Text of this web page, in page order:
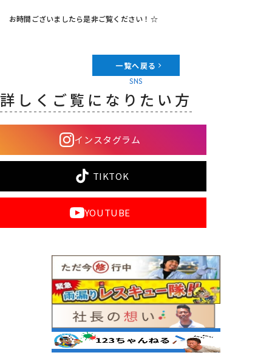
お時間ございましたら是非ご覧ください！☆
一覧へ戻る
SNS
詳しくご覧になりたい方
インスタグラム
TIKTOK
YOUTUBE